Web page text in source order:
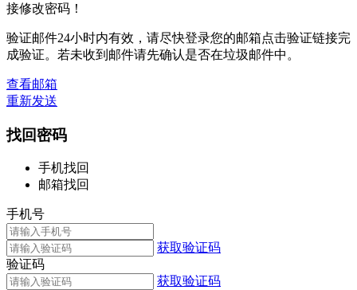
接修改密码！
验证邮件24小时内有效，请尽快登录您的邮箱点击验证链接完
成验证。若未收到邮件请先确认是否在垃圾邮件中。
查看邮箱
重新发送
找回密码
手机找回
邮箱找回
手机号
获取验证码
验证码
获取验证码